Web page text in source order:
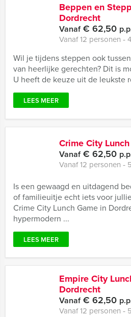
Beppen en
Dordrecht
Vanaf€ 62,50
Vanaf 12 personen ‐
Wil je tijdens steppen ook
van heerlijke gerechten? Dit is
U heeft de keuze uit de leukste
LEES MEER
Crime City
Vanaf€ 62,50
Vanaf 12 personen ‐
Is een gewaagd en uitdagend
of familieuitje echt iets voor
Crime City Lunch Game in
hypermodern ...
LEES MEER
Empire City
Dordrecht
Vanaf€ 62,50
Vanaf 12 personen ‐